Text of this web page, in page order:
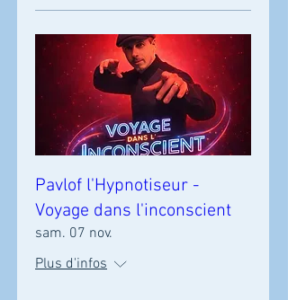
Pavlof l'Hypnotiseur -
Voyage dans l'inconscient
sam. 07 nov.
Plus d'infos